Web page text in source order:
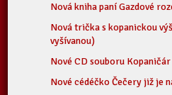
Nová kniha paní Gazdové
Nová trička s kopanickou
vyšívanou)
Nové CD souboru Kopaničár
Nové cédéčko Čečery již je